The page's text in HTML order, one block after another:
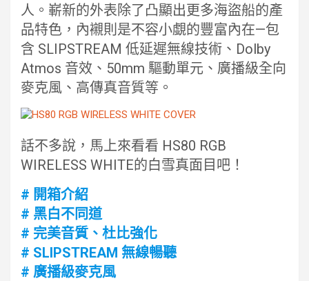
人。嶄新的外表除了凸顯出更多海盜船的產
品特色，內襯則是不容小覷的豐富內在—包
含 SLIPSTREAM 低延遲無線技術、Dolby
Atmos 音效、50mm 驅動單元、廣播級全向
麥克風、高傳真音質等。
話不多說，馬上來看看 HS80 RGB
WIRELESS WHITE的白雪真面目吧！
# 開箱介紹
# 黑白不同道
# 完美音質、杜比強化
# SLIPSTREAM 無線暢聽
# 廣播級麥克風